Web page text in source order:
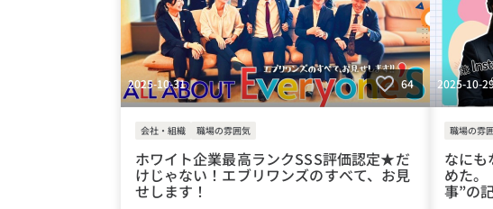
2025-10-31 64
会社・組織 職場の雰囲気
ホワイト企業最高ランクSSS評価認定★だ
けじゃない！エブリワンズのすべて、お見
せします！
2025-10-
職場の雰
なに
めた
事”の